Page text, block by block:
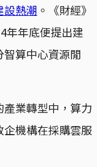
設熱潮 。《財經》
年年底便提出建
算中心資源閒
業轉型中，算力
機構在採購雲服